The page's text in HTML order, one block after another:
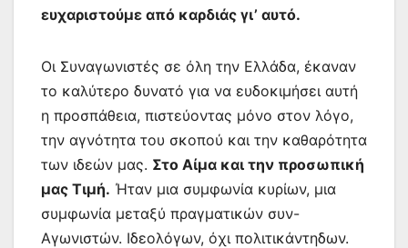
ευχαριστούμε από καρδιάς γι’ αυτό.
Οι Συναγωνιστές σε όλη την Ελλάδα, έκαναν
το καλύτερο δυνατό για να ευδοκιμήσει αυτή
η προσπάθεια, πιστεύοντας μόνο στον λόγο,
την αγνότητα του σκοπού και την καθαρότητα
των ιδεών μας. Στο Αίμα και την προσωπική
μας Τιμή. Ήταν μια συμφωνία κυρίων, μια
συμφωνία μεταξύ πραγματικών συν-
Αγωνιστών. Ιδεολόγων, όχι πολιτικάντηδων.